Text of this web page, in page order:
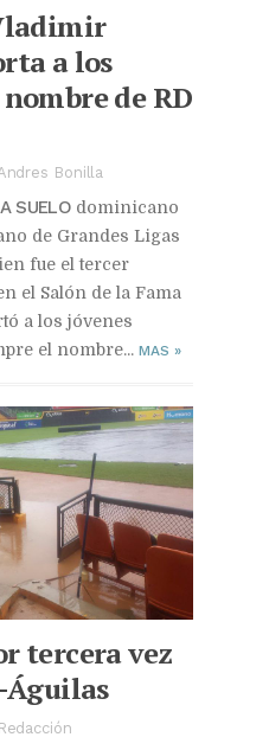
a los
de RD
Bonilla
SUELO dominicano
de Grandes Ligas
fue el tercer
el Salón de la Fama
a los jóvenes
el nombre... MAS »
tercera vez
Águilas
Redacción